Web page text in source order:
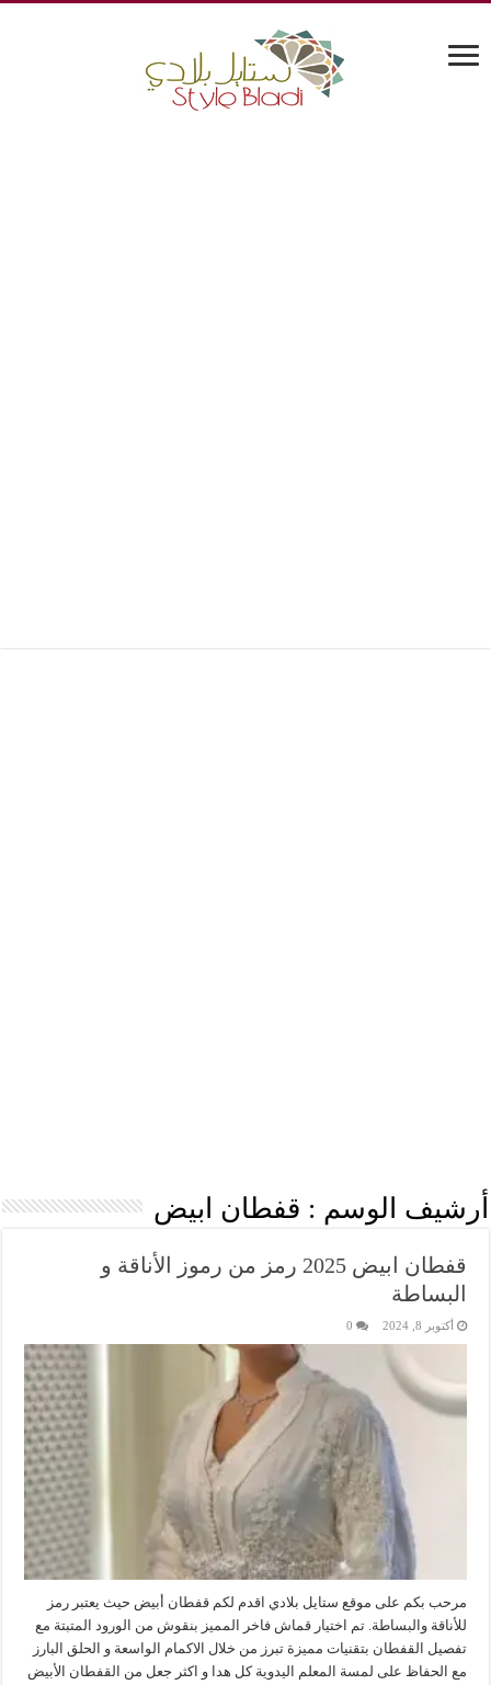
أرشيف الوسم : قفطان ابيض
قفطان ابيض 2025 رمز من رموز الأناقة و
البساطة
أكتوبر 8, 2024 0
مرحب بكم على موقع ستايل بلادي اقدم لكم قفطان أبيض حيث يعتبر رمز
للأناقة والبساطة. تم اختيار قماش فاخر المميز بنقوش من الورود المتبتة مع
تفصيل القفطان بتقنيات مميزة تبرز من خلال الاكمام الواسعة و الحلق البارز
مع الحفاظ على لمسة المعلم اليدوية كل هدا و اكثر جعل من القفطان الأبيض